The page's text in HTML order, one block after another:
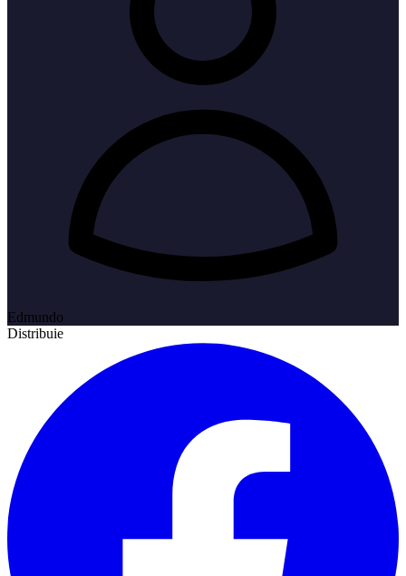
Edmundo
Distribuie